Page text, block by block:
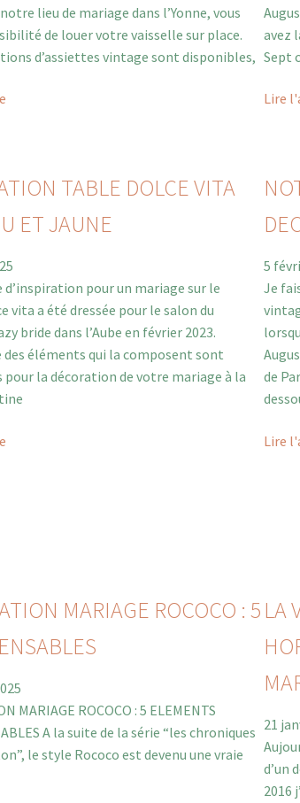
lieu de mariage dans l’Yonne, vous
de louer votre vaisselle sur place.
d’assiettes vintage sont disponibles,
avez
Sept
Lire
TABLE DOLCE VITA
ET JAUNE
pour un mariage sur le
vita a été dressée pour le salon du
bride dans l’Aube en février 2023.
des éléments qui la composent sont
pour la décoration de votre mariage à la
5
Je
de
Lire
MARIAGE ROCOCO : 5
MARIAGE ROCOCO : 5 ELEMENTS
A la suite de la série “les chroniques
le style Rococo est devenu une vraie
LA
21
d’un
2016